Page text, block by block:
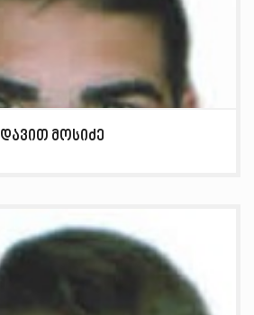
დავით მოსიძე